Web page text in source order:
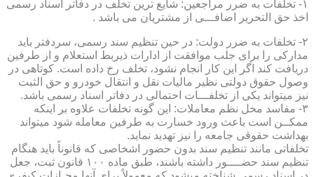
۱- تخلفات به ضرر مراجعین: شایع ترین تخلف در دفاتر اسناد رسمی
اخذ حق التحریر اضافـــی از مشتریان می باشد .
۲- تخلفات به ضرر دولت: در حین تنظیم سند رسمی، سردفتر باید
مدارکی را برای جلب موافقت از ادارات ذیربط استعلام و از طرفین
دریافت کند اگر این کار انجام نشود، تخلف رخ داده است. کوتاهی در
وصول حقوق دولتی نظیر مالیات نقل و انتقال خودرو و حق الثبت
نیز میتواند یکی از تخلفـــات احتمالی در دفاتر اسناد رسمی باشد.
۳- مفاسد مخل نظم معاملات: این گونه تخلفات علاوه بر اینکه
ممکــن است باعث ورود خسارت به طرفین معامله شود میتواند
بهداشت حقوقی جامعه را نیز تهدید نماید.
تخلفاتی مانند تنظیم سند بدون حضور اشخاصی که قانوناً باید هنگام
تنظیم سند حضــــور داشته باشند، طبق ماده ۱۰۰ قانون ثبت، جعل